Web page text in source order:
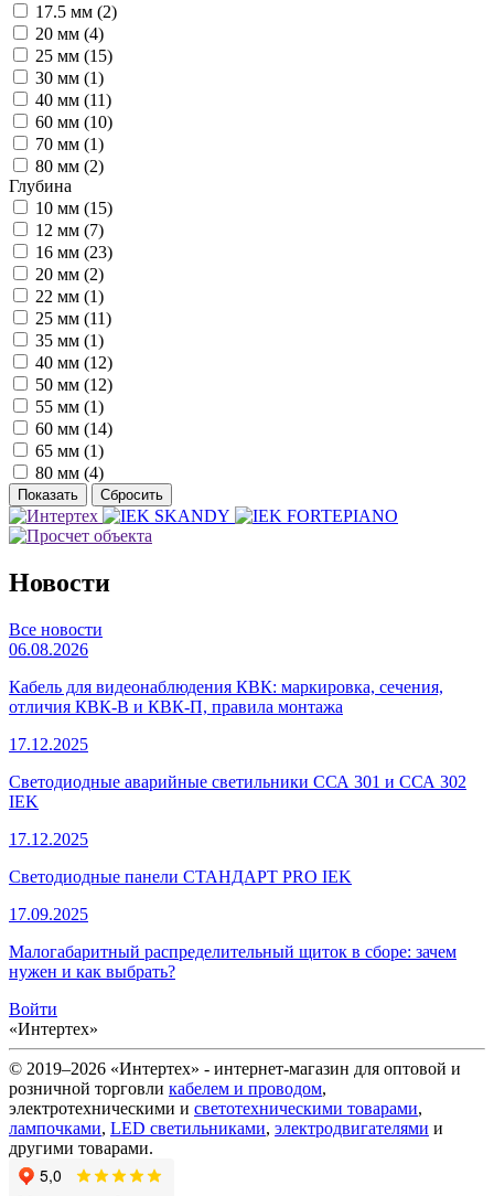
17.5 мм (2)
20 мм (4)
25 мм (15)
30 мм (1)
40 мм (11)
60 мм (10)
70 мм (1)
80 мм (2)
Глубина
10 мм (15)
12 мм (7)
16 мм (23)
20 мм (2)
22 мм (1)
25 мм (11)
35 мм (1)
40 мм (12)
50 мм (12)
55 мм (1)
60 мм (14)
65 мм (1)
80 мм (4)
Новости
Все новости
06.08.2026
Кабель для видеонаблюдения КВК: маркировка, сечения,
отличия КВК-В и КВК-П, правила монтажа
17.12.2025
Светодиодные аварийные светильники ССА 301 и ССА 302
IEK
17.12.2025
Светодиодные панели СТАНДАРТ PRO IEK
17.09.2025
Малогабаритный распределительный щиток в сборе: зачем
нужен и как выбрать?
Войти
«Интертех»
© 2019–2026 «Интертех» - интернет-магазин для оптовой и
розничной торговли кабелем и проводом,
электротехническими и светотехническими товарами,
лампочками, LED светильниками, электродвигателями и
другими товарами.